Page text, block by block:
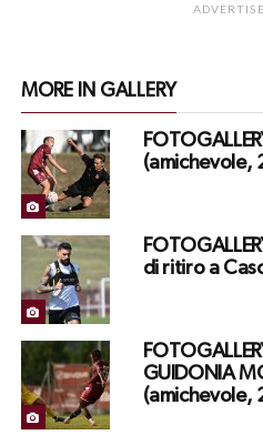
MORE IN GALLERY
di ritiro a
GUIDONIA